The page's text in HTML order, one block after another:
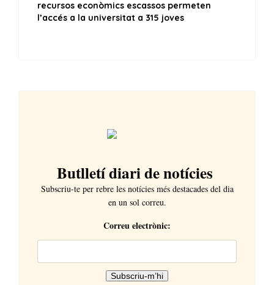
Butlletí diari de notícies
Subscriu-te per rebre les notícies més destacades del dia
en un sol correu.
Correu electrònic: